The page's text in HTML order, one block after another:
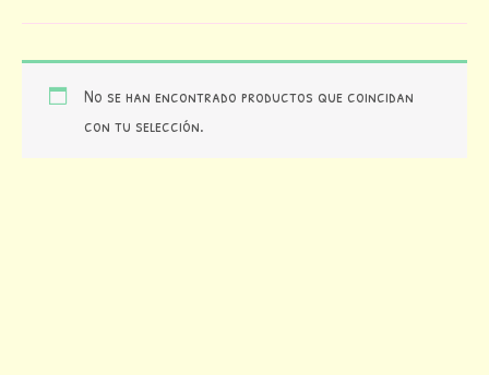
No se han encontrado productos que coincidan
con tu selección.